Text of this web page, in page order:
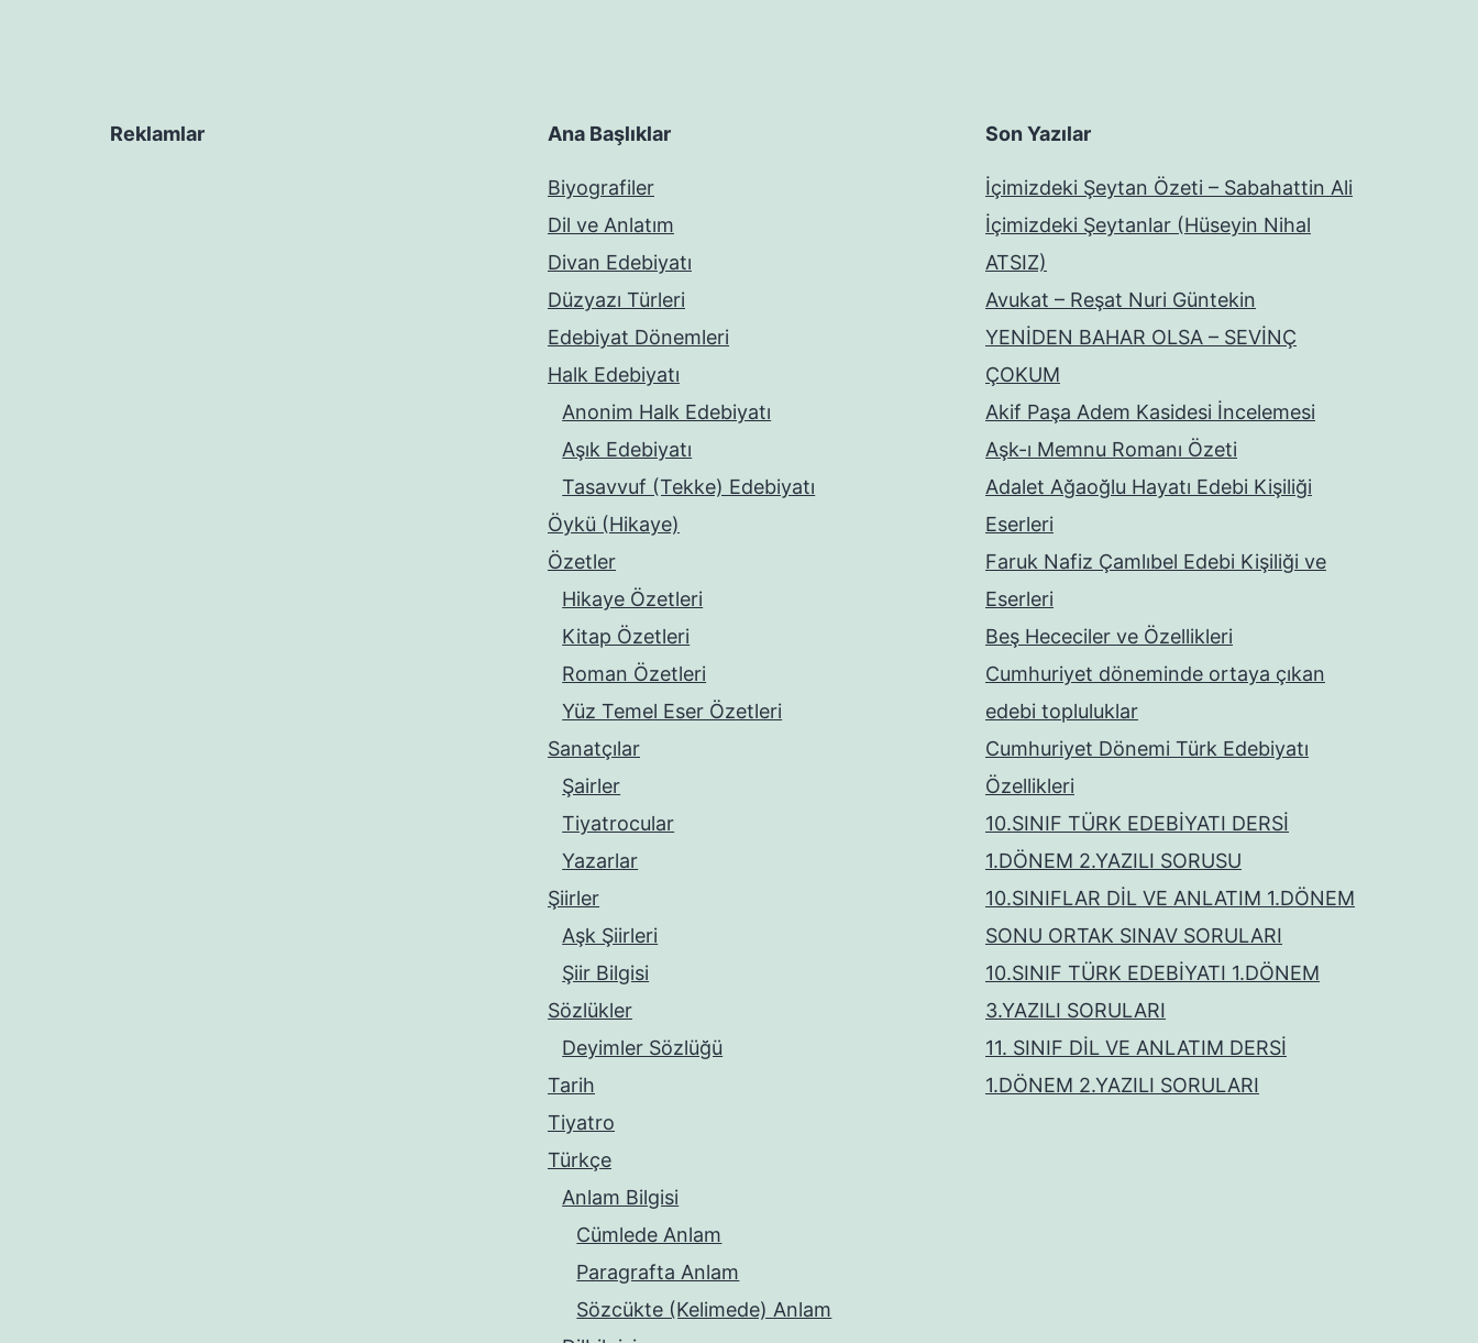
Reklamlar Ana Başlıklar
Biyografiler
Dil ve Anlatım
Divan Edebiyatı
Düzyazı Türleri
Edebiyat Dönemleri
Halk Edebiyatı
Anonim Halk Edebiyatı
Aşık Edebiyatı
Tasavvuf (Tekke) Edebiyatı
Öykü (Hikaye)
Özetler
Hikaye Özetleri
Kitap Özetleri
Roman Özetleri
Yüz Temel Eser Özetleri
Sanatçılar
Şairler
Tiyatrocular
Yazarlar
Şiirler
Aşk Şiirleri
Şiir Bilgisi
Sözlükler
Deyimler Sözlüğü
Tarih
Tiyatro
Türkçe
Anlam Bilgisi
Cümlede Anlam
Paragrafta Anlam
Sözcükte (Kelimede) Anlam
Son Yazılar
İçimizdeki Şeytan Özeti – Sabahattin Ali
İçimizdeki Şeytanlar (Hüseyin Nihal
ATSIZ)
Avukat – Reşat Nuri Güntekin
YENİDEN BAHAR OLSA – SEVİNÇ
ÇOKUM
Akif Paşa Adem Kasidesi İncelemesi
Aşk-ı Memnu Romanı Özeti
Adalet Ağaoğlu Hayatı Edebi Kişiliği
Eserleri
Faruk Nafiz Çamlıbel Edebi Kişiliği ve
Eserleri
Beş Hececiler ve Özellikleri
Cumhuriyet döneminde ortaya çıkan
edebi topluluklar
Cumhuriyet Dönemi Türk Edebiyatı
Özellikleri
10.SINIF TÜRK EDEBİYATI DERSİ
1.DÖNEM 2.YAZILI SORUSU
10.SINIFLAR DİL VE ANLATIM 1.DÖNEM
SONU ORTAK SINAV SORULARI
10.SINIF TÜRK EDEBİYATI 1.DÖNEM
3.YAZILI SORULARI
11. SINIF DİL VE ANLATIM DERSİ
1.DÖNEM 2.YAZILI SORULARI